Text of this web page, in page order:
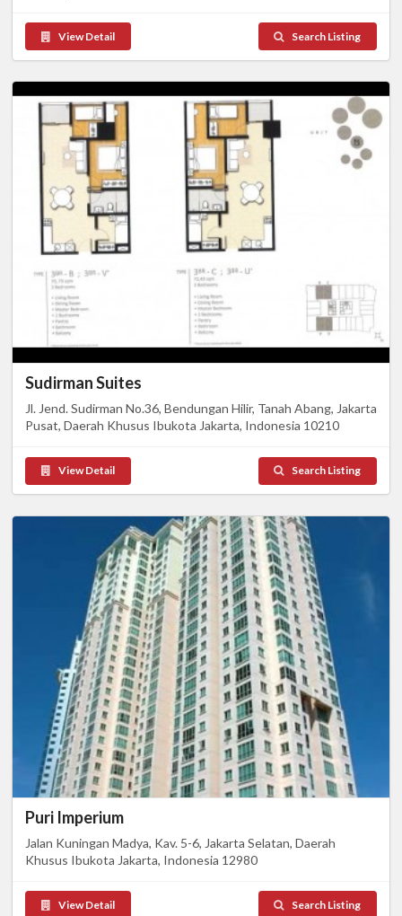
View Detail Search Listing
Sudirman Suites
Jl. Jend. Sudirman No.36, Bendungan Hilir, Tanah Abang, Jakarta
Pusat, Daerah Khusus Ibukota Jakarta, Indonesia 10210
View Detail Search Listing
Puri Imperium
Jalan Kuningan Madya, Kav. 5-6, Jakarta Selatan, Daerah
Khusus Ibukota Jakarta, Indonesia 12980
View Detail Search Listing